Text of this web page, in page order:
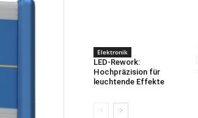
Elektronik
LED-Rework:
Hochpräzision für
leuchtende Effekte